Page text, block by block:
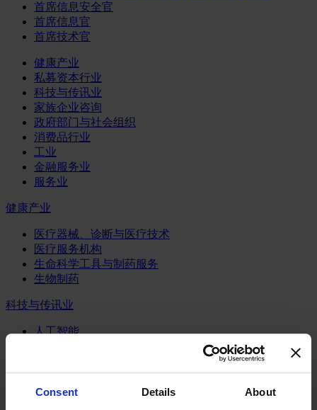
Consent Details About
首席信息安全官
首席信息官
首席技术官
健康产业
私募资本行业
科技与传讯业
家族企业咨询
政府部门与社会组织
消费品行业
工业
金融服务业
服务业
健康产业
医疗器械、诊断与医疗技术
医疗服务机构
生命科学工具与制药服务
生物制药
科技与传讯业
人工智能
物联网
电信业